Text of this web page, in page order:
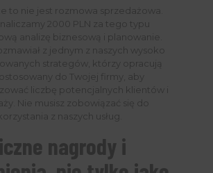
to nie jest rozmowa sprzedażowa.
naliczamy 2000 PLN za tego typu
analizę biznesową i planowanie.
z jednym z naszych wysoko
strategów, którzy opracują
do Twojej firmy, aby
liczbę potencjalnych klientów i
Nie musisz zobowiązać się do
z naszych usług.
nagrody i